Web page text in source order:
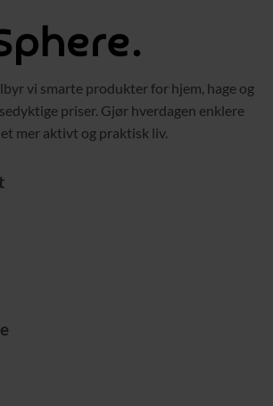
vi smarte produkter for hjem, hage og
priser. Gjør hverdagen enklere
mer aktivt og praktisk liv.